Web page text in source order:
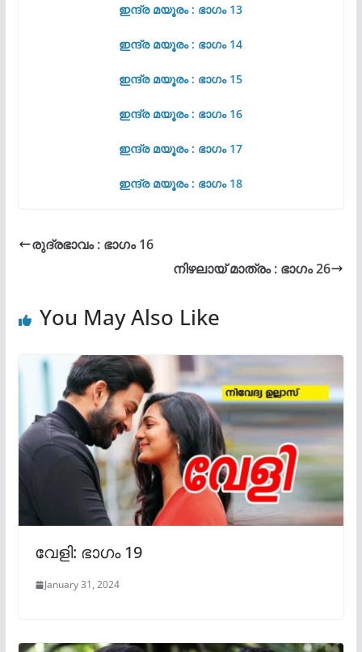
ഇന്ദ്ര മയൂരം : ഭാഗം 13
ഇന്ദ്ര മയൂരം : ഭാഗം 14
ഇന്ദ്ര മയൂരം : ഭാഗം 15
ഇന്ദ്ര മയൂരം : ഭാഗം 16
ഇന്ദ്ര മയൂരം : ഭാഗം 17
ഇന്ദ്ര മയൂരം : ഭാഗം 18
രുദ്രഭാവം : ഭാഗം 16
നിഴലായ് മാത്രം : ഭാഗം 26
You May Also Like
വേളി: ഭാഗം 19
January 31, 2024